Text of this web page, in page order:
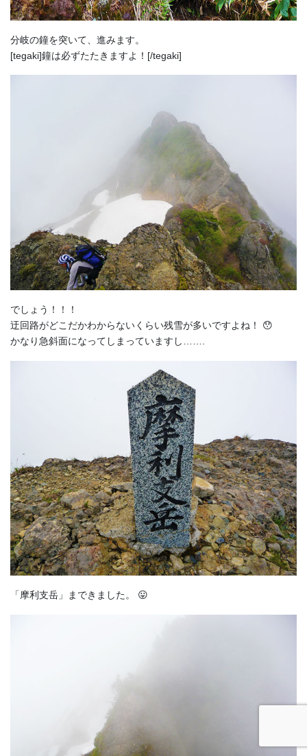
分岐の鐘を突いて、進みます。
[tegaki]鐘は必ずたたきますよ！[/tegaki]
でしょう！！！
迂回路がどこだかわからないくらい残雪が多いですよね！ 😯
かなり急斜面になってしまっていますし…….
「摩利支岳」まできました。 😛